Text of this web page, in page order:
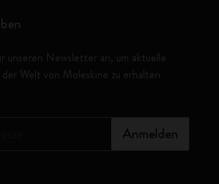
unseren Newsletter an, um aktuelle
Welt von Moleskine zu erhalten
Anmelden